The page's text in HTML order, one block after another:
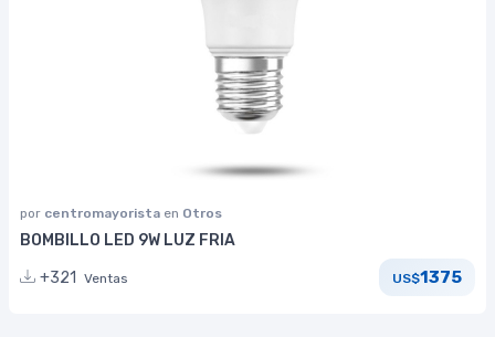
por centromayorista en Otros
BOMBILLO LED 9W LUZ FRIA
+321
Ventas US$1375